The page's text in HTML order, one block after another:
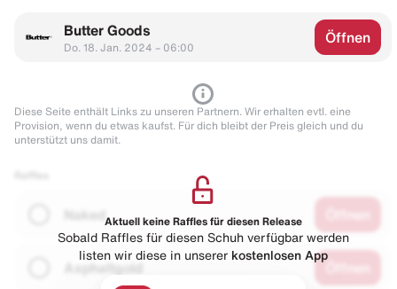
Butter Goods
Do. 18. Jan. 2024 – 06:00
Öffnen
Diese Seite enthält Links zu unseren Partnern. Wir erhalten evtl. eine
Provision, wenn du etwas kaufst. Für dich bleibt der Preis gleich und du
unterstützt uns damit.
Naked
Asphaltgold
Aktuell keine Raffles für diesen Release
Sobald Raffles für diesen Schuh verfügbar werden
listen wir diese in unserer kostenlosen App